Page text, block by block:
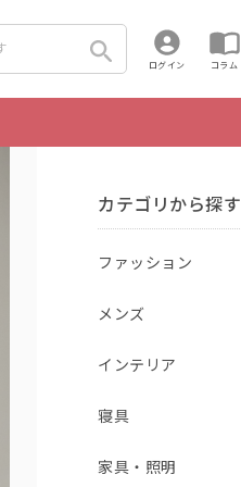
ログイン コラム
カテゴリから探す
ファッション
メンズ
インテリア
寝具
家具・照明